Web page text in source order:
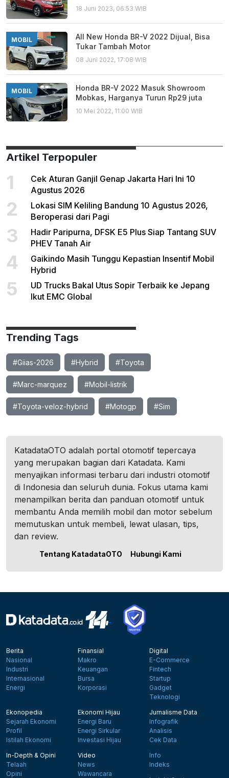
18 Juni 2023, 06:53 WIB
MOBIL
All New Honda BR-V 2022 Dijual, Bisa
Tukar Tambah Motor
08 Juni 2022, 17:08 WIB
MOBIL
Honda BR-V 2022 Masuk Showroom
Mobkas, Harganya Turun Rp29 juta
10 Mei 2022, 11:00 WIB
Artikel Terpopuler
1
Cek Aturan Ganjil Genap Jakarta Hari Ini 10
Agustus 2026
2
Lokasi SIM Keliling Bandung 10 Agustus 2026,
Beroperasi dari Pagi
3
Hadir Paripurna, DFSK E5 Plus Siap Tantang SUV
PHEV Tanah Air
4
Gaikindo Masih Tunggu Kepastian Insentif Mobil
Hybrid
5
UD Trucks Bakal Utus Sopir Terbaik ke Jepang
Ikut EMC Global
Trending Tags
#Giias-2026 #Hybrid #Toyota
#Marc-marquez #Mobil-listrik
#Toyota-veloz-hybrid #Motogp #Sim
KatadataOTO adalah portal otomotif tepercaya
yang merupakan bagian dari Katadata. Kami
menyajikan informasi terbaru dari industri otomotif
di Indonesia dan seluruh dunia. Fokus utama kami
menampilkan berita dan panduan otomotif untuk
membantu Anda memilih mobil dan motor sebelum
memutuskan untuk membeli, lewat ulasan, tips,
dan review.
Tentang KatadataOTO Hubungi Kami
Berita
Nasional
Industri
Internasional
Energi
Finansial
Makro
Keuangan
Bursa
Korporasi
Digital
E-Commerce
Fintech
Startup
Gadget
Teknologi
Ekonopedia
Sejarah Ekonomi
Profil
Istilah Ekonomi
Ekonomi Hijau
Energi Baru
Energi Sirkular
Investasi Hijau
Jurnalisme Data
Infografik
Analisis
Cek Data
In-Depth & Opini
Telaah
Opini
Video
News
Wawancara
Info
Indeks